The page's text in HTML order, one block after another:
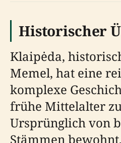
Historischer
Klaipėda,
Memel, hat eine
komplexe
frühe Mittelalter
Ursprünglich von
Stämmen